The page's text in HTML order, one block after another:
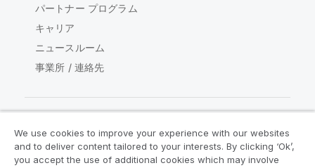
パートナー プログラム
キャリア
ニュースルーム
事業所 / 連絡先
Qlik コミュニティ
We use cookies to improve your experience with our websites
and to deliver content tailored to your interests. By clicking ‘Ok’,
you accept the use of additional cookies which may involve